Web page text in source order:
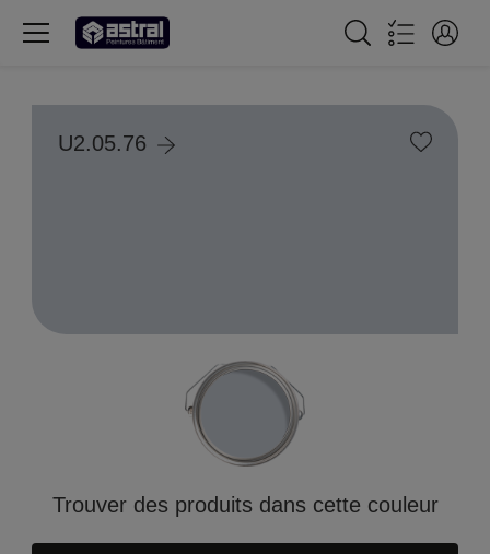
U2.05.76
Trouver des produits dans cette couleur